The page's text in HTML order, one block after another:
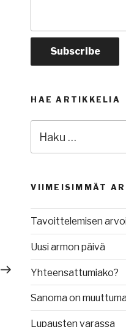
Seuraava
artikkeli
HAE ARTIKKELIA
VIIMEISIMMÄT
Tavoittelemisen
Uusi armon päivä
Yhteensattumiako?
Sanoma on
Lupausten varassa